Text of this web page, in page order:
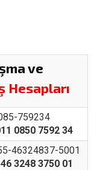
ve
Hesapları
759234
0850 7592 34
46324837-5001
3248 3750 01